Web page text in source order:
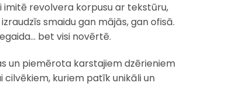
revolvera korpusu ar tekstūru,
smaidu gan mājās, gan ofisā.
bet visi novērtē.
un piemērota karstajiem dzērieniem
kuriem patīk unikāli un